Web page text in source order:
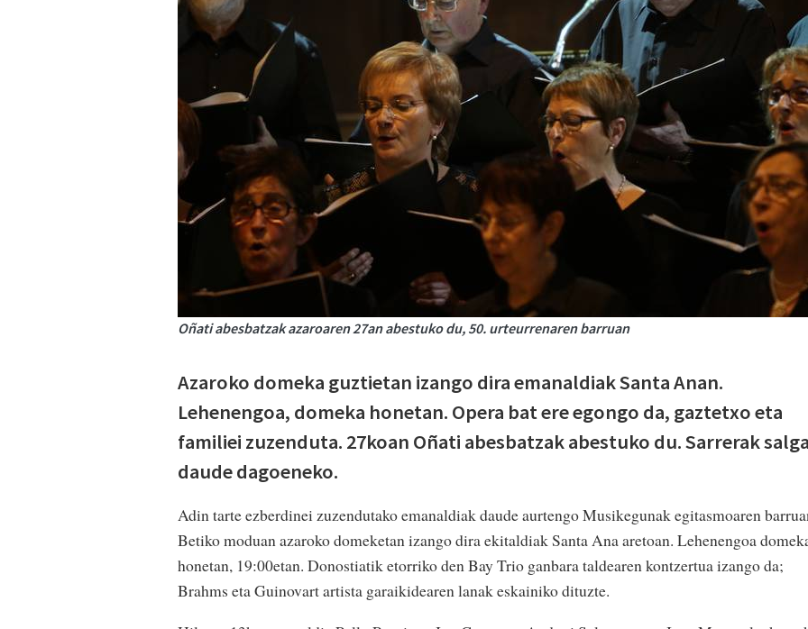
Oñati abesbatzak azaroaren 27an abestuko du, 50. urteurrenaren barruan
Azaroko domeka guztietan izango dira emanaldiak Santa Anan.
Lehenengoa, domeka honetan. Opera bat ere egongo da, gaztetxo eta
familiei zuzenduta. 27koan Oñati abesbatzak abestuko du. Sarrerak
daude dagoeneko.
Adin tarte ezberdinei zuzendutako emanaldiak daude aurtengo Musikegunak egitasmoaren
Betiko moduan azaroko domeketan izango dira ekitaldiak Santa Ana aretoan. Lehenengoa
honetan, 19:00etan. Donostiatik etorriko den Bay Trio ganbara taldearen kontzertua izango da;
Brahms eta Guinovart artista garaikidearen lanak eskainiko dituzte.